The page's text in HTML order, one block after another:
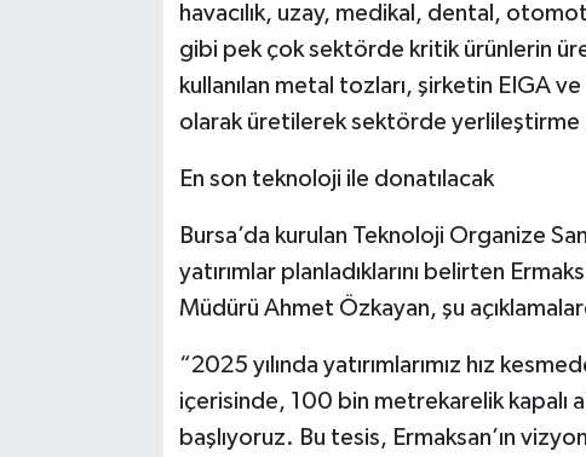
havacılık, uzay, medikal, dental,
gibi pek çok sektörde kritik ürünlerin
kullanılan metal tozları, şirketin EIGA
olarak üretilerek sektörde yerlileştirme
En son teknoloji ile donatılacak
Bursa’da kurulan Teknoloji Organize
yatırımlar planladıklarını belirten
Müdürü Ahmet Özkayan, şu
“2025 yılında yatırımlarımız hız
içerisinde, 100 bin metrekarelik kapalı
başlıyoruz. Bu tesis, Ermaksan’ın